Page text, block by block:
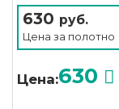
630 руб.
Цена за полотно
Цена:630